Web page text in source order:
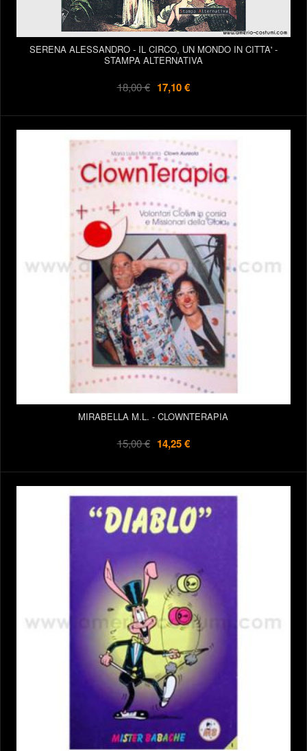
SERENA ALESSANDRO - IL CIRCO, UN MONDO IN CITTA' -
STAMPA ALTERNATIVA
18,00 € 17,10 €
MIRABELLA M.L. - CLOWNTERAPIA
15,00 € 14,25 €